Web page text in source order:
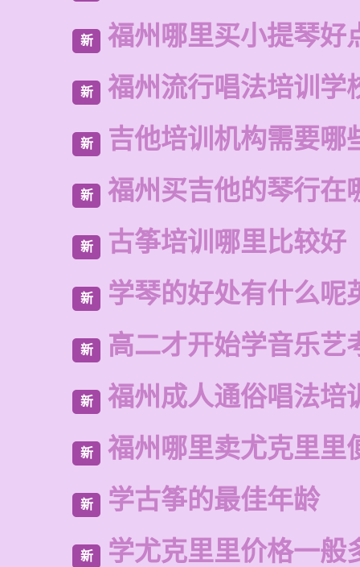
新 福州哪里买小提琴好
新 福州流行唱法培训学
新 吉他培训机构需要哪
新 福州买吉他的琴行在
新 古筝培训哪里比较好
新 学琴的好处有什么呢
新 高二才开始学音乐艺
新 福州成人通俗唱法培
新 福州哪里卖尤克里里
新 学古筝的最佳年龄
新 学尤克里里价格一般